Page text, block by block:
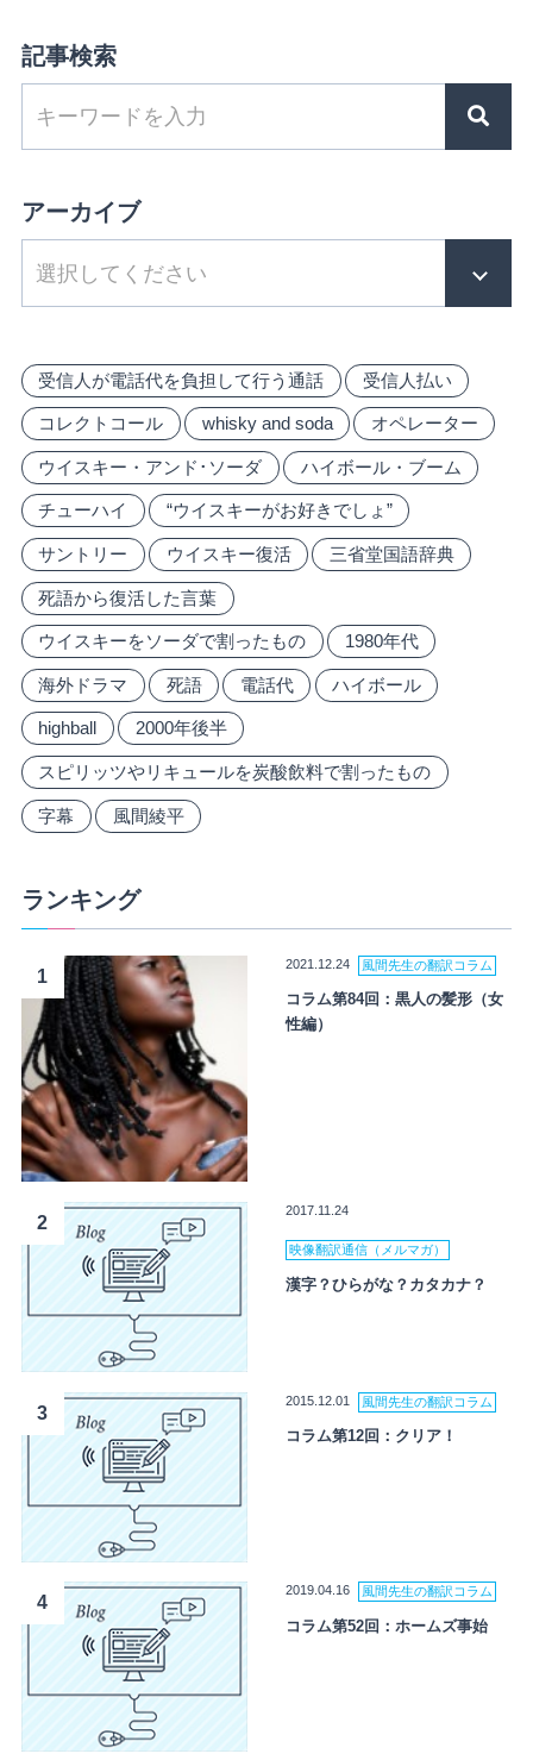
記事検索
アーカイブ
受信人が電話代を負担して行う通話 受信人払い
コレクトコール whisky and soda オペレーター
ウイスキー・アンド･ソーダ ハイボール・ブーム
チューハイ “ウイスキーがお好きでしょ”
サントリー ウイスキー復活 三省堂国語辞典
死語から復活した言葉
ウイスキーをソーダで割ったもの 1980年代
海外ドラマ 死語 電話代 ハイボール
highball 2000年後半
スピリッツやリキュールを炭酸飲料で割ったもの
字幕 風間綾平
ランキング
1
2021.12.24 風間先生の翻訳コラム
コラム第84回：黒人の髪形（女
性編）
2
2017.11.24
映像翻訳通信（メルマガ）
漢字？ひらがな？カタカナ？
3
2015.12.01 風間先生の翻訳コラム
コラム第12回：クリア！
4
2019.04.16 風間先生の翻訳コラム
コラム第52回：ホームズ事始